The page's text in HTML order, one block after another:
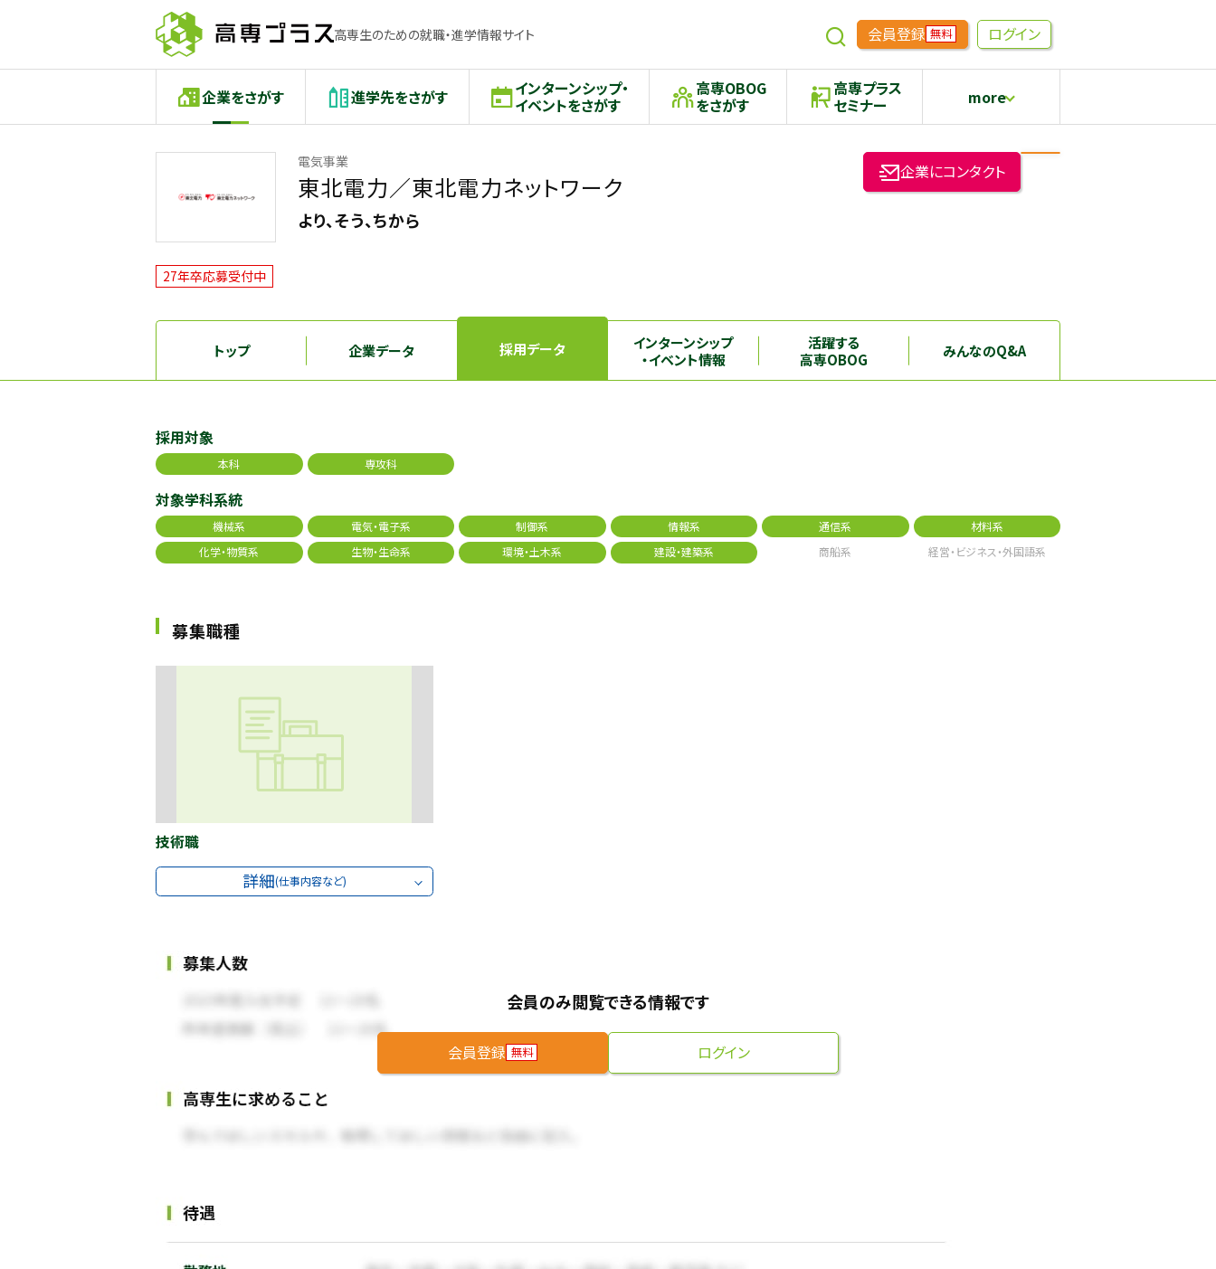
高専生のための就職・進学情報サイト 会員登録 無料 ログイン
企業をさがす 進学先をさがす インターンシップ・
イベントをさがす
高専OBOG
をさがす
高専プラス
セミナー more
高専生コミュニティめもらす
本科5年生・専攻科2年生向け
電気事業
東北電力／東北電力ネットワーク
より、そう、ちから
企業にコンタクト
27年卒応募受付中
トップ 企業データ 採用データ
インターンシップ
・イベント情報
活躍する
高専OBOG
みんなのQ&A
採用対象
本科 専攻科
対象学科系統
機械系 電気・電子系 制御系 情報系 通信系
材料系
化学・物質系
生物・生命系 環境・土木系 建設・建築系 商船系 経営・ビジネス・外国語系
募集職種
技術職
詳細(仕事内容など)
会員のみ閲覧できる情報です
会員登録 無料 ログイン